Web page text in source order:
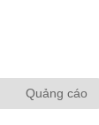
Quảng cáo